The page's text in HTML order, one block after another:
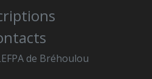
de Bréhoulou